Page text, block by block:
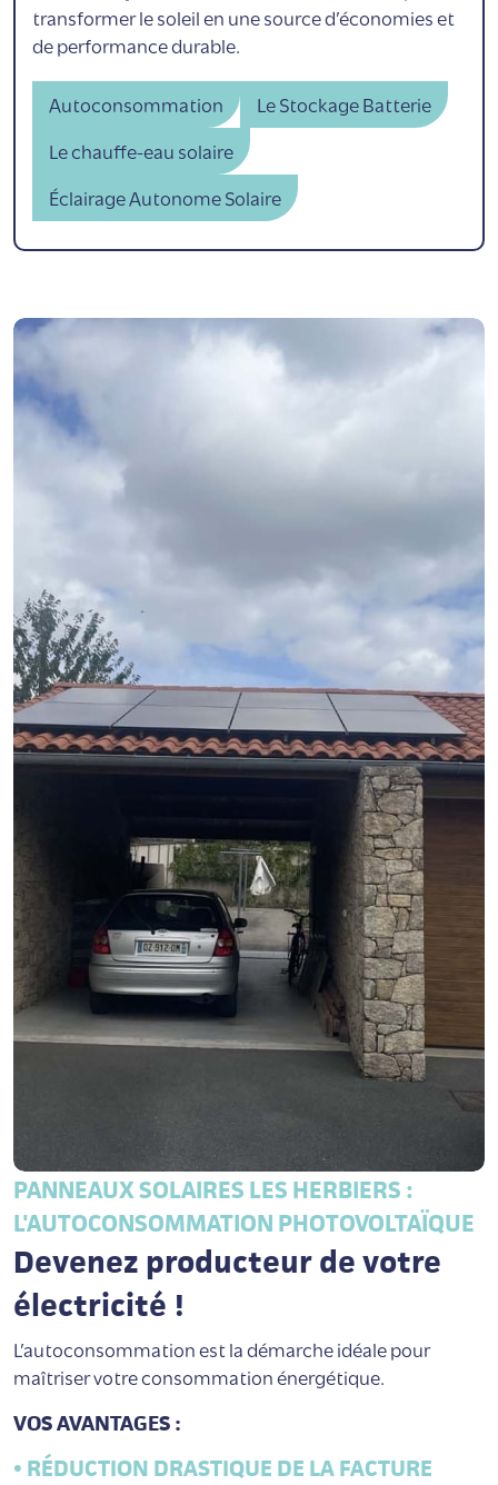
transformer le soleil en une source d’économies et
de performance durable.
Autoconsommation
Le Stockage Batterie
Le chauffe-eau solaire
Éclairage Autonome Solaire
PANNEAUX SOLAIRES LES HERBIERS :
L'AUTOCONSOMMATION PHOTOVOLTAÏQUE
Devenez producteur de votre
électricité !
L’autoconsommation est la démarche idéale pour
maîtriser votre consommation énergétique.
VOS AVANTAGES :
• RÉDUCTION DRASTIQUE DE LA FACTURE